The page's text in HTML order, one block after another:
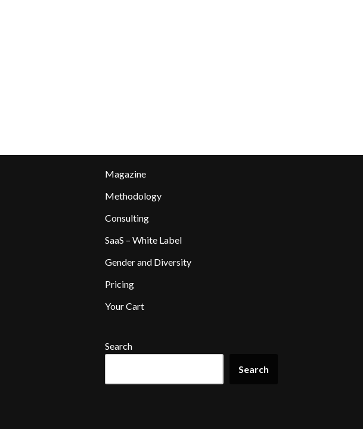
Magazine
Methodology
Consulting
SaaS – White Label
Gender and Diversity
Pricing
Your Cart
Search
Search